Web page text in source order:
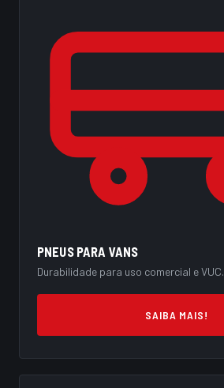
PNEUS PARA VANS
Durabilidade para uso comercial e VUC.
SAIBA MAIS!